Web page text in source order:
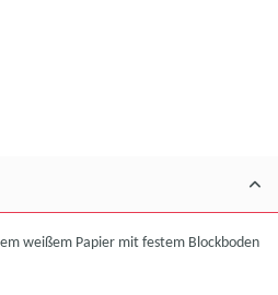
weißem Papier mit festem Blockboden